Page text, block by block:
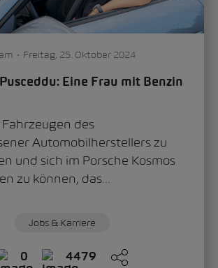
Freitag, 06. September 2024
zur VW
– eine
Lernen
Leardi fragt, was das
Karriere ist, kommt die
lebenslanges...
4243